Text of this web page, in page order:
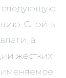
следующую
Слой в
а
жестких